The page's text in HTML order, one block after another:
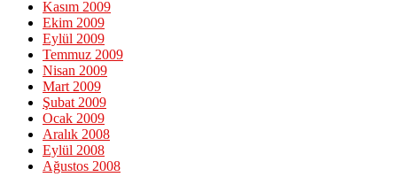
Kasım 2009
Ekim 2009
Eylül 2009
Temmuz 2009
Nisan 2009
Mart 2009
Şubat 2009
Ocak 2009
Aralık 2008
Eylül 2008
Ağustos 2008